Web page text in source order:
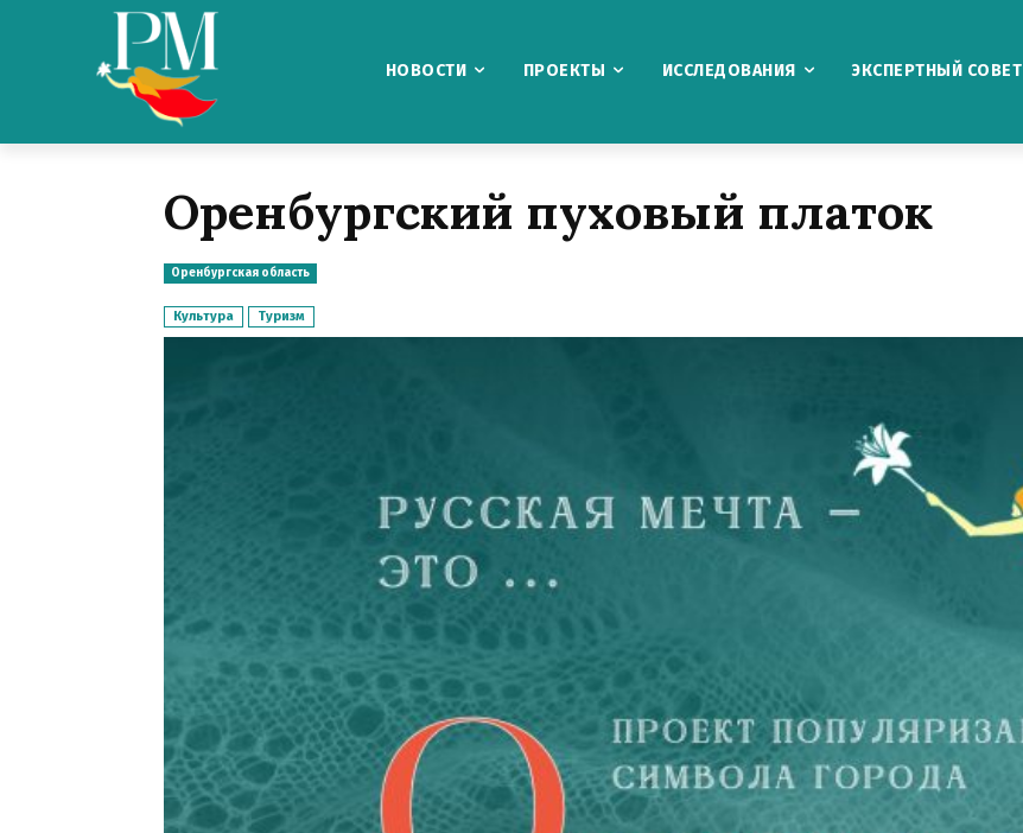
НОВОСТИ ПРОЕКТЫ ИССЛЕДОВАНИЯ ЭКСПЕРТНЫЙ СОВЕТ
Оренбургский пуховый платок
Оренбургская область
Культура Туризм